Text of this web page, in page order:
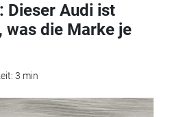
Dieser Audi ist
was die Marke je
3 min